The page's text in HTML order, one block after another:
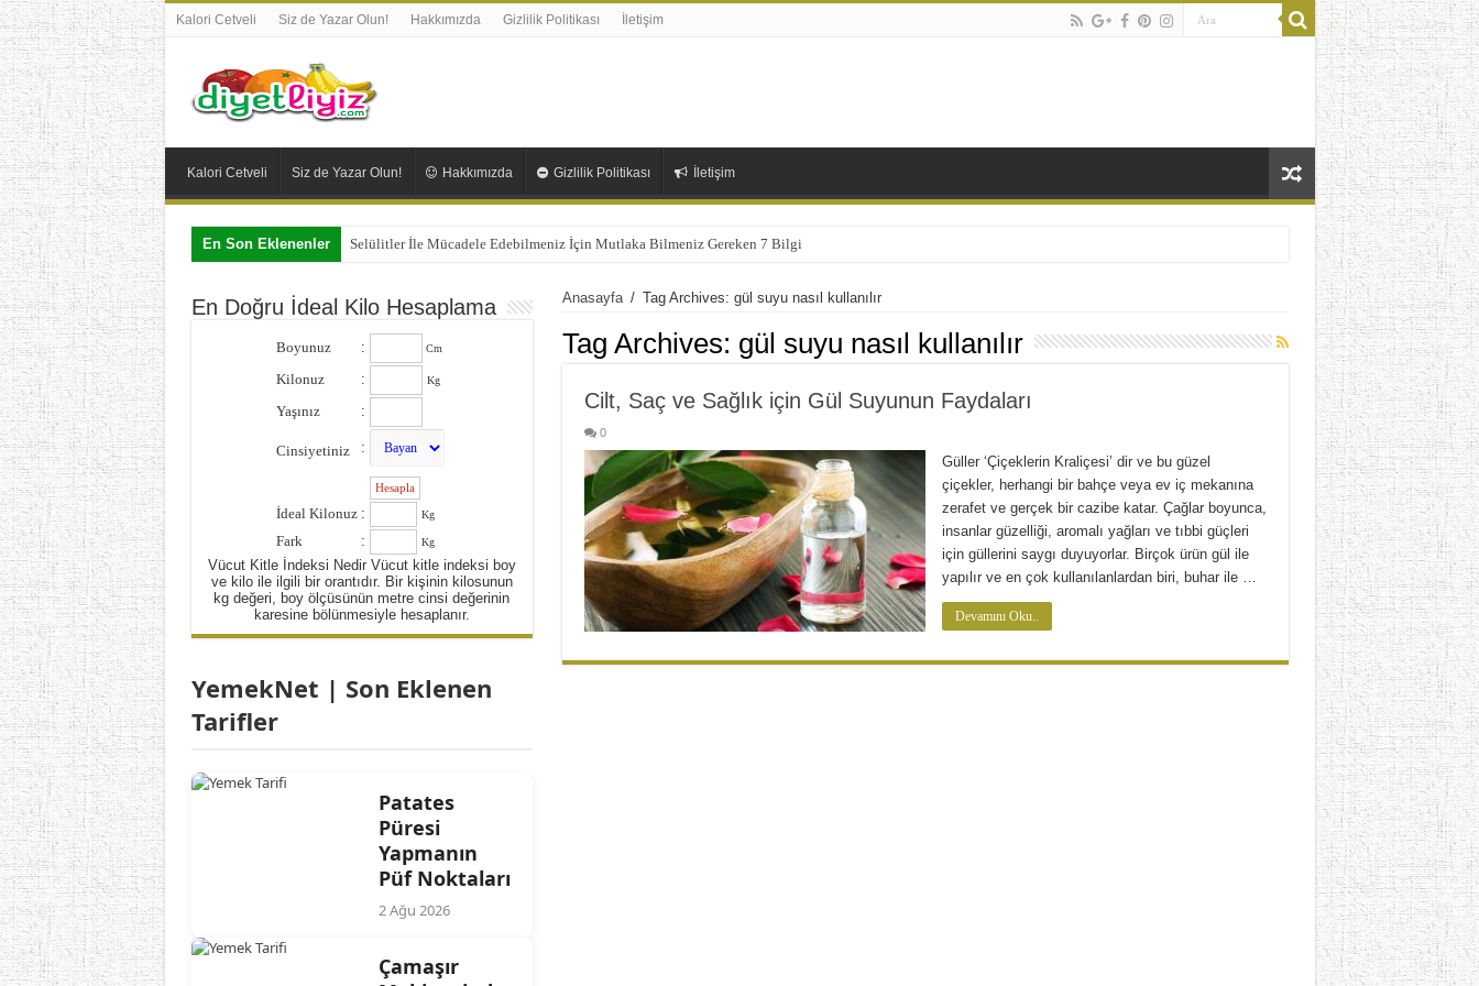
Kalori Cetveli Siz de Yazar Olun! Hakkımızda Gizlilik Politikası İletişim
Kalori Cetveli Siz de Yazar Olun! Hakkımızda Gizlilik Politikası İletişim
En Son Eklenenler Selülitler İle Mücadele Edebilmeniz İçin Mutlaka Bilmeniz Gereken 7 Bilgi
Anasayfa / Tag Archives: gül suyu nasıl kullanılır
Tag Archives: gül suyu nasıl kullanılır
Cilt, Saç ve Sağlık için Gül Suyunun Faydaları
0
Güller ‘Çiçeklerin Kraliçesi’ dir ve bu güzel
çiçekler, herhangi bir bahçe veya ev iç mekanına
zerafet ve gerçek bir cazibe katar. Çağlar boyunca,
insanlar güzelliği, aromalı yağları ve tıbbi güçleri
için güllerini saygı duyuyorlar. Birçok ürün gül ile
yapılır ve en çok kullanılanlardan biri, buhar ile …
Devamını Oku..
En Doğru İdeal Kilo Hesaplama
Boyunuz : Cm
Kilonuz : Kg
Yaşınız :
Cinsiyetiniz :
İdeal Kilonuz : Kg
Fark : Kg
Vücut Kitle İndeksi Nedir Vücut kitle indeksi boy
ve kilo ile ilgili bir orantıdır. Bir kişinin kilosunun
kg değeri, boy ölçüsünün metre cinsi değerinin
karesine bölünmesiyle hesaplanır.
YemekNet | Son Eklenen
Tarifler
Patates
Püresi
Yapmanın
Püf Noktaları
2 Ağu 2026
Çamaşır